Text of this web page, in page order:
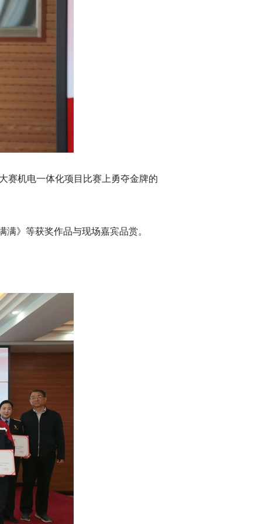
赛机电一体化项目比赛上勇夺金牌的
》等获奖作品与现场嘉宾品赏。